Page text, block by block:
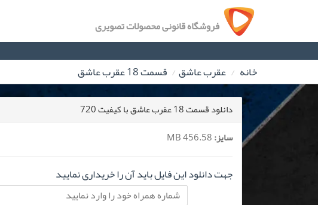
فروشگاه قانونی محصولات تصویری
خانه عقرب عاشق قسمت 18 عقرب عاشق
دانلود قسمت 18 عقرب عاشق با کیفیت 720
سایز:
جهت دانلود این فایل باید آن را خریداری نمایید